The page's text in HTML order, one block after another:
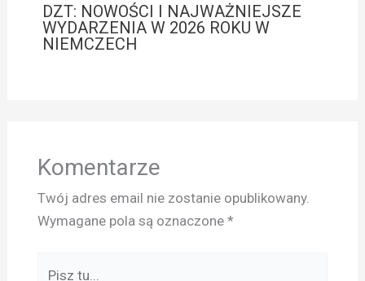
DZT: NOWOŚCI I NAJWAŻNIEJSZE
WYDARZENIA W 2026 ROKU W
NIEMCZECH
Komentarze
Twój adres email nie zostanie opublikowany.
Wymagane pola są oznaczone *